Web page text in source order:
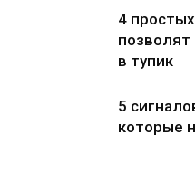
4
позволят
в тупик
5
которые